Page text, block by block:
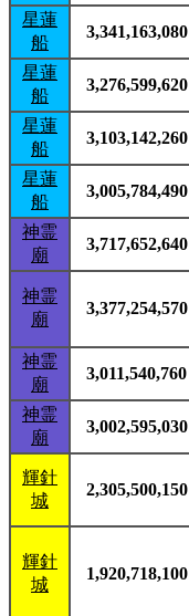
星蓮
船
3,341,163,080
星蓮
船
3,276,599,620
星蓮
船
3,103,142,260
星蓮
船
3,005,784,490
神霊
廟
3,717,652,640
神霊
廟
3,377,254,570
神霊
廟
3,011,540,760
神霊
廟
3,002,595,030
輝針
城
2,305,500,150
輝針
城
1,920,718,100